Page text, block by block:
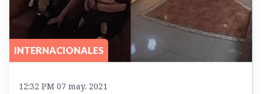
INTERNACIONALES
12:32 PM 07 may. 2021